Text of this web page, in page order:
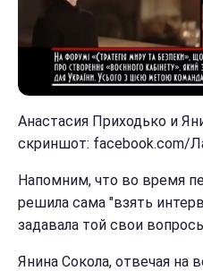
Анастасия Приходько и
скриншот: facebook.com/
Напомним, что во время
решила сама "взять
задавала той свои
Янина Сокола, отвечая на